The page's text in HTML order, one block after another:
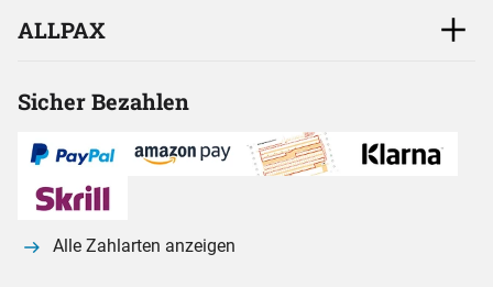
ALLPAX
Sicher Bezahlen
Alle Zahlarten anzeigen